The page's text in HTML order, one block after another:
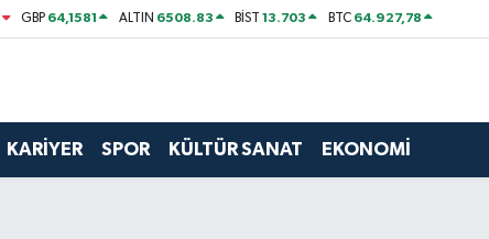
GBP 64,1581 ALTIN 6508.83 BİST13.703 BTC 64.927,78
KARİYER SPOR KÜLTÜR SANAT EKONOMİ